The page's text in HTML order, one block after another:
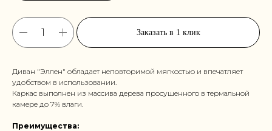
Заказать в 1 клик
Диван "Эллен" обладает неповторимой мягкостью и впечатляет
удобством в использовании.
Каркас выполнен из массива дерева просушенного в термальной
камере до 7% влаги.
Преимущества: